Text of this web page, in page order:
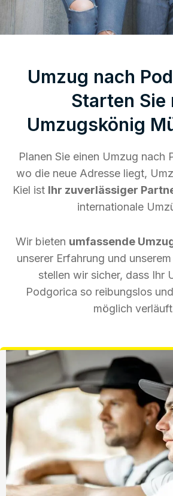
Umzug nach
Starten Sie
Umzugskönig
Planen Sie einen Umzug nach
wo die neue Adresse liegt,
Kiel ist Ihr zuverlässiger
internationale
Wir bieten umfassende
unserer Erfahrung und
stellen wir sicher, dass Ihr
Podgorica so reibungslos
möglich